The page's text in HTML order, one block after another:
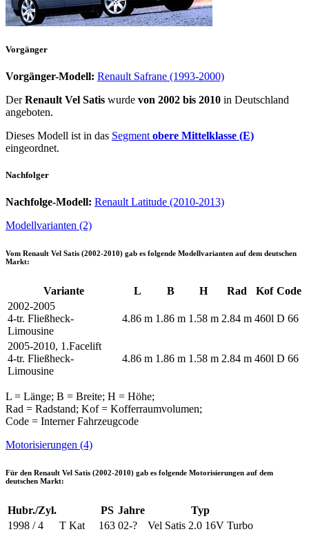
Vorgänger
Vorgänger-Modell: Renault Safrane (1993-2000)
DerRenault Vel Satis wurde von 2002 bis 2010 in Deutschland
angeboten.
Dieses Modell ist in das Segment obere Mittelklasse (E)
eingeordnet.
Nachfolger
Nachfolge-Modell: Renault Latitude (2010-2013)
Modellvarianten (2)
Vom Renault Vel Satis (2002-2010) gab es folgende Modellvarianten auf dem deutschen
Markt:
Variante L B H Rad Kof Code
2002-2005
4-tr. Fließheck-
Limousine
4.86 m 1.86 m 1.58 m 2.84 m 460l D 66
2005-2010, 1.Facelift
4-tr. Fließheck-
Limousine
4.86 m 1.86 m 1.58 m 2.84 m 460l D 66
L = Länge; B = Breite; H = Höhe;
Rad = Radstand; Kof = Kofferraumvolumen;
Code = Interner Fahrzeugcode
Motorisierungen (4)
Für den Renault Vel Satis (2002-2010) gab es folgende Motorisierungen auf dem
deutschen Markt:
Hubr./Zyl. PS Jahre
Typ
1998 / 4
T Kat 163 02-?
Vel Satis 2.0 16V Turbo